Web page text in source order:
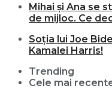
Mihai și Ana se
de mijloc. Ce
Soția lui Joe
Kamalei Harris!
Trending
Cele mai